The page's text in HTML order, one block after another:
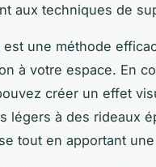
aux techniques de
est une méthode
à votre espace. En
créer un effet
légers à des rideaux
tout en apportant